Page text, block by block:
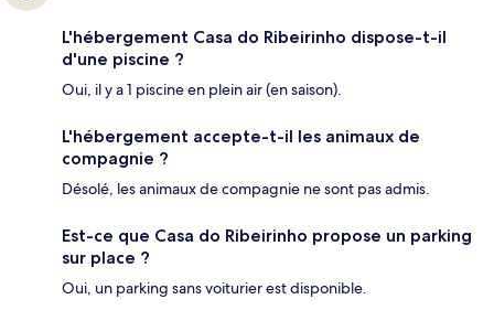
L'hébergement Casa do Ribeirinho dispose-t-il
d'une piscine ?
Oui, il y a 1 piscine en plein air (en saison).
L'hébergement accepte-t-il les animaux de
compagnie ?
Désolé, les animaux de compagnie ne sont pas admis.
Est-ce que Casa do Ribeirinho propose un parking
sur place ?
Oui, un parking sans voiturier est disponible.